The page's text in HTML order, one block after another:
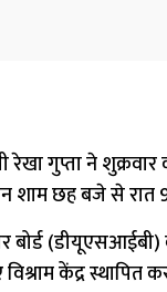
रेखा गुप्ता ने
शाम छह बजे से रात
विश्राम केंद्र